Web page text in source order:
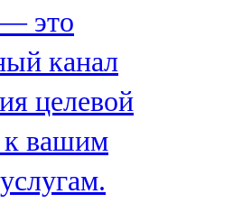
это
канал
целевой
к вашим